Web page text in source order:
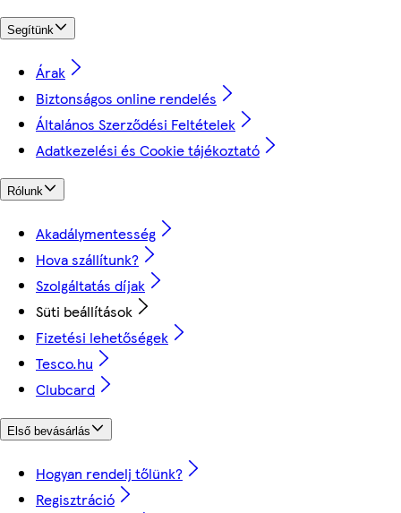
Segítünk
Árak
Biztonságos online rendelés
Általános Szerződési Feltételek
Adatkezelési és Cookie tájékoztató
Rólunk
Akadálymentesség
Hova szállítunk?
Szolgáltatás díjak
Süti beállítások
Fizetési lehetőségek
Tesco.hu
Clubcard
Első bevásárlás
Hogyan rendelj tőlünk?
Regisztráció